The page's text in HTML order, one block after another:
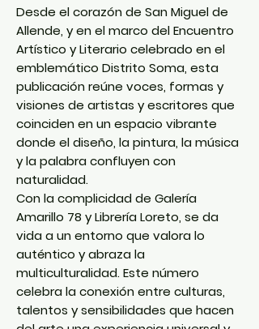
Desde el corazón de San Miguel de
Allende, y en el marco delEncuentro
Artístico y Literario celebrado en el
emblemático Distrito Soma, esta
publicación reúne voces, formas y
visiones de artistas y escritores que
coinciden en un espacio vibrante
donde el diseño, la pintura, la música
y la palabra confluyen con
naturalidad.
Con la complicidad de Galería
Amarillo 78 yLibrería Loreto, se da
vida a un entorno que valora lo
auténtico y abraza la
multiculturalidad. Este número
celebra la conexión entre culturas,
talentos y sensibilidades que hacen